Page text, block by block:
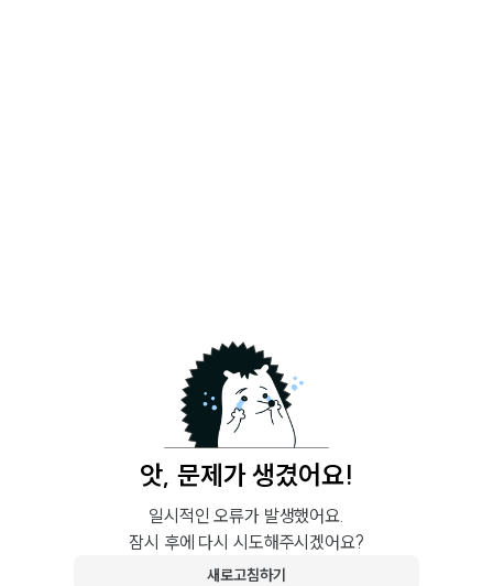
앗, 문제가 생겼어요!
일시적인 오류가 발생했어요.
잠시 후에 다시 시도해주시겠어요?
새로고침하기